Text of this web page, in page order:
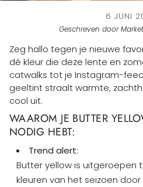
6 JUNI
Geschreven door
Zeg hallo tegen je nieuwe
dé kleur die deze lente en
catwalks tot je Instagram-
geeltint straalt warmte,
cool uit.
WAAROM JE BUTTER
NODIG HEBT:
Trend alert:
Butter yellow is uitgeroepen
kleuren van het seizoen